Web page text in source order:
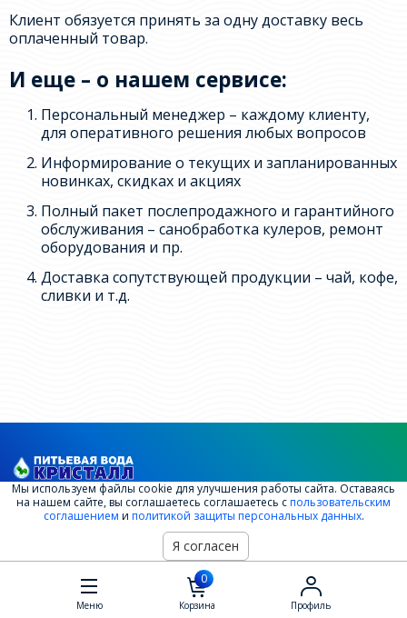
Клиент обязуется принять за одну доставку весь
оплаченный товар.
И еще – о нашем сервисе:
Персональный менеджер – каждому клиенту,
для оперативного решения любых вопросов
Информирование о текущих и запланированных
новинках, скидках и акциях
Полный пакет послепродажного и гарантийного
обслуживания – санобработка кулеров, ремонт
оборудования и пр.
Доставка сопутствующей продукции – чай, кофе,
сливки и т.д.
2008-2026 ООО ПК "Кристалл"
Меню
0
Корзина Профиль
Мы используем файлы cookie для улучшения работы сайта. Оставаясь
на нашем сайте, вы соглашаетесь соглашаетесь спользовательским
соглашением и политикой защиты персональных данных.
Я согласен